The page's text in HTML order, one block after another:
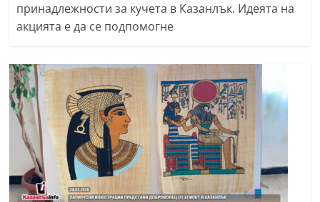
принадлежности за кучета в Казанлък. Идеята на
акцията е да се подпомогне